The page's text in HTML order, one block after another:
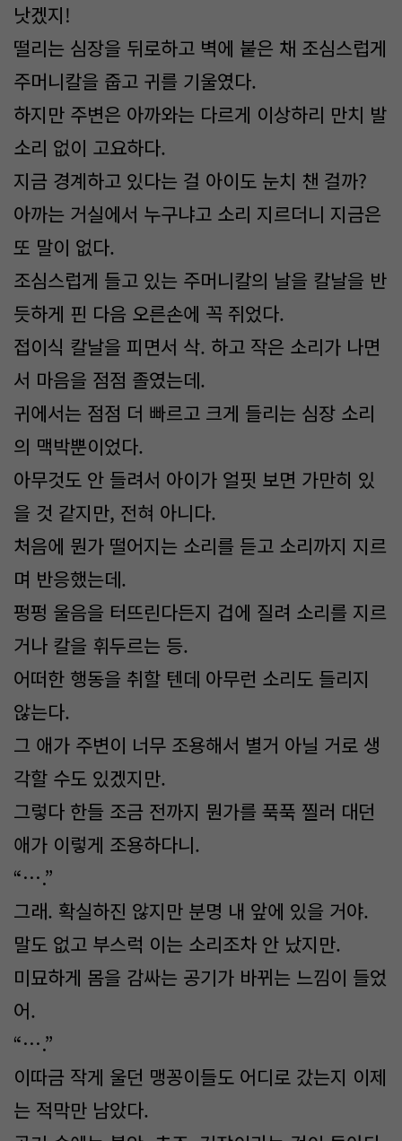
낫겠지!
떨리는 심장을 뒤로하고 벽에 붙은 채 조심스럽게
주머니칼을 줍고 귀를 기울였다.
하지만 주변은 아까와는 다르게 이상하리 만치 발
소리 없이 고요하다.
지금 경계하고 있다는 걸 아이도 눈치 챈 걸까?
아까는 거실에서 누구냐고 소리 지르더니 지금은
또 말이 없다.
조심스럽게 들고 있는 주머니칼의 날을 칼날을 반
듯하게 핀 다음 오른손에 꼭 쥐었다.
접이식 칼날을 피면서 삭. 하고 작은 소리가 나면
서 마음을 점점 졸였는데.
귀에서는 점점 더 빠르고 크게 들리는 심장 소리
의 맥박뿐이었다.
아무것도 안 들려서 아이가 얼핏 보면 가만히 있
을 것 같지만, 전혀 아니다.
처음에 뭔가 떨어지는 소리를 듣고 소리까지 지르
며 반응했는데.
펑펑 울음을 터뜨린다든지 겁에 질려 소리를 지르
거나 칼을 휘두르는 등.
어떠한 행동을 취할 텐데 아무런 소리도 들리지
않는다.
그 애가 주변이 너무 조용해서 별거 아닐 거로 생
각할 수도 있겠지만.
그렇다 한들 조금 전까지 뭔가를 푹푹 찔러 대던
애가 이렇게 조용하다니.
“….”
그래. 확실하진 않지만 분명 내 앞에 있을 거야.
말도 없고 부스럭 이는 소리조차 안 났지만.
미묘하게 몸을 감싸는 공기가 바뀌는 느낌이 들었
어.
“….”
이따금 작게 울던 맹꽁이들도 어디로 갔는지 이제
는 적막만 남았다.